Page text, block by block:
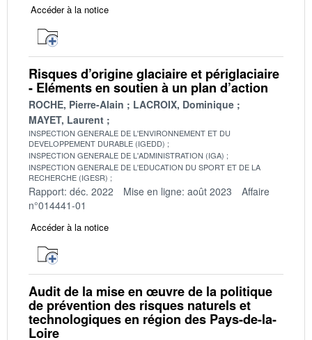
Accéder à la notice
Risques d’origine glaciaire et périglaciaire
- Eléments en soutien à un plan d’action
ROCHE, Pierre-Alain
LACROIX, Dominique
MAYET, Laurent
INSPECTION GENERALE DE L'ENVIRONNEMENT ET DU
DEVELOPPEMENT DURABLE (IGEDD)
INSPECTION GENERALE DE L'ADMINISTRATION (IGA)
INSPECTION GENERALE DE L'EDUCATION DU SPORT ET DE LA
RECHERCHE (IGESR)
Rapport: déc. 2022 Mise en ligne: août 2023
Affaire
n°014441-01
Accéder à la notice
Audit de la mise en œuvre de la politique
de prévention des risques naturels et
technologiques en région des Pays-de-la-
Loire